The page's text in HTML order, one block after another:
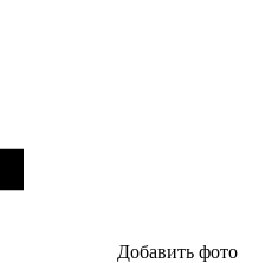
Добавить фото